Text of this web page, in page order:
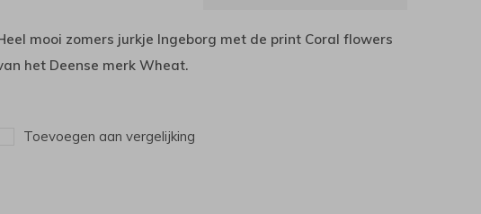
mooi zomers jurkje Ingeborg met de print Coral flowers
het Deense merk Wheat.
Toevoegen aan vergelijking